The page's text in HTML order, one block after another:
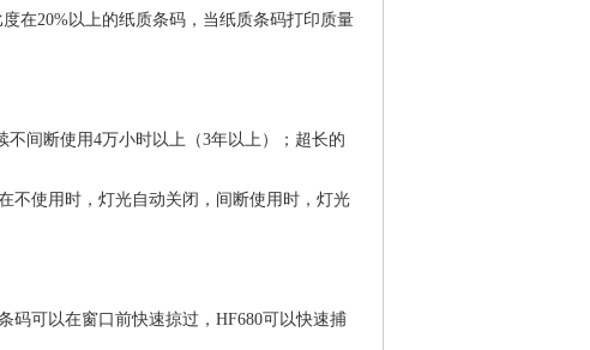
在20%以上的纸质条码，当纸质条码打印质量
间断使用4万小时以上（3年以上）；超长的
不使用时，灯光自动关闭，间断使用时，灯光
码可以在窗口前快速掠过，HF680可以快速捕